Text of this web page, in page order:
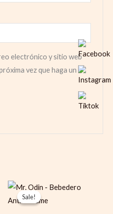
electrónico y sitio web
vez que haga un
Sale!
Sale!
Original
price
was:
Current
price